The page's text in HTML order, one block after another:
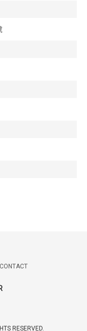
CONTACT
RESERVED.